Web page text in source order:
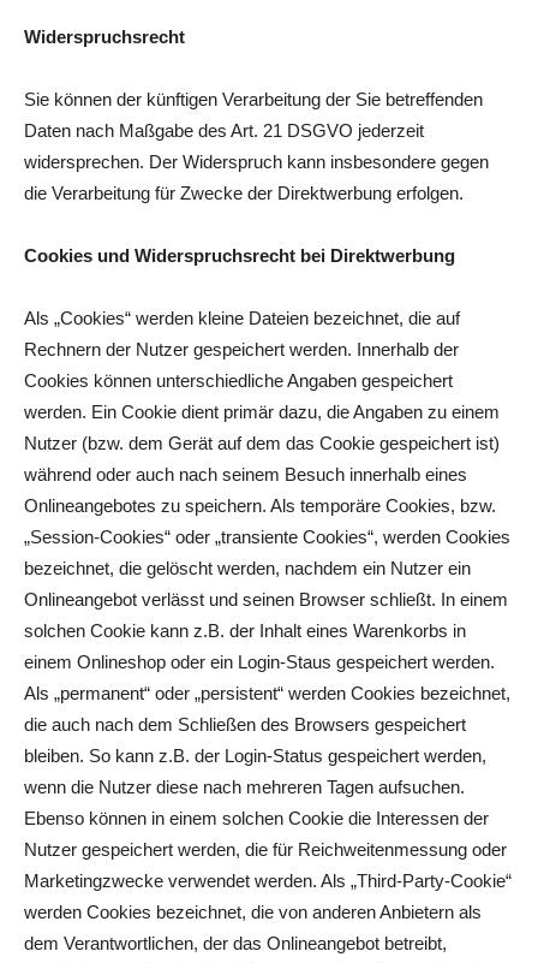
Widerspruchsrecht
Sie können der künftigen Verarbeitung der Sie betreffenden
Daten nach Maßgabe des Art. 21 DSGVO jederzeit
widersprechen. Der Widerspruch kann insbesondere gegen
die Verarbeitung für Zwecke der Direktwerbung erfolgen.
Cookies und Widerspruchsrecht bei Direktwerbung
Als „Cookies“ werden kleine Dateien bezeichnet, die auf
Rechnern der Nutzer gespeichert werden. Innerhalb der
Cookies können unterschiedliche Angaben gespeichert
werden. Ein Cookie dient primär dazu, die Angaben zu einem
Nutzer (bzw. dem Gerät auf dem das Cookie gespeichert ist)
während oder auch nach seinem Besuch innerhalb eines
Onlineangebotes zu speichern. Als temporäre Cookies, bzw.
„Session-Cookies“ oder „transiente Cookies“, werden Cookies
bezeichnet, die gelöscht werden, nachdem ein Nutzer ein
Onlineangebot verlässt und seinen Browser schließt. In einem
solchen Cookie kann z.B. der Inhalt eines Warenkorbs in
einem Onlineshop oder ein Login-Staus gespeichert werden.
Als „permanent“ oder „persistent“ werden Cookies bezeichnet,
die auch nach dem Schließen des Browsers gespeichert
bleiben. So kann z.B. der Login-Status gespeichert werden,
wenn die Nutzer diese nach mehreren Tagen aufsuchen.
Ebenso können in einem solchen Cookie die Interessen der
Nutzer gespeichert werden, die für Reichweitenmessung oder
Marketingzwecke verwendet werden. Als „Third-Party-Cookie“
werden Cookies bezeichnet, die von anderen Anbietern als
dem Verantwortlichen, der das Onlineangebot betreibt,